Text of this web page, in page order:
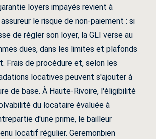
loyers impayés revient à
le risque de non-paiement : si
de régler son loyer, la GLI verse au
dues, dans les limites et plafonds
Frais de procédure et, selon les
locatives peuvent s'ajouter à
de base. À Haute-Rivoire, l'éligibilité
du locataire évaluée à
d'une prime, le bailleur
locatif régulier. Geremonbien